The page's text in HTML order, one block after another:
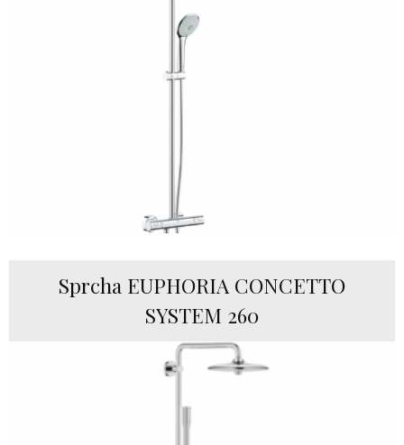
Sprcha EUPHORIA CONCETTO
SYSTEM 260